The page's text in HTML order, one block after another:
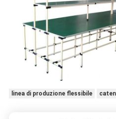
linea di produzione flessibile